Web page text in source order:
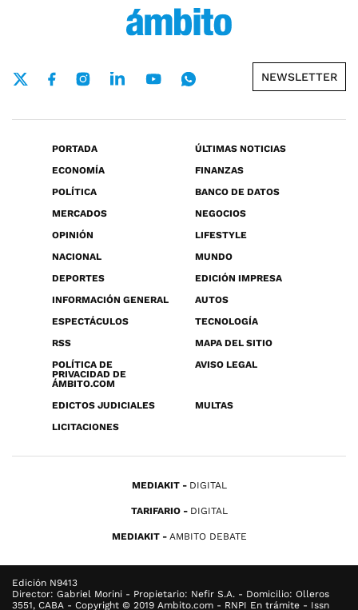
NEWSLETTER
PORTADA
ÚLTIMAS NOTICIAS
ECONOMÍA
FINANZAS
POLÍTICA
BANCO DE DATOS
MERCADOS
NEGOCIOS
OPINIÓN
LIFESTYLE
NACIONAL
MUNDO
DEPORTES
EDICIÓN IMPRESA
INFORMACIÓN GENERAL
AUTOS
ESPECTÁCULOS
TECNOLOGÍA
RSS
MAPA DEL SITIO
POLÍTICA DE
PRIVACIDAD DE
ÁMBITO.COM
AVISO LEGAL
EDICTOS JUDICIALES
MULTAS
LICITACIONES
MEDIAKIT DIGITAL
TARIFARIO DIGITAL
MEDIAKIT AMBITO DEBATE
Edición N9413
Director: Gabriel Morini - Propietario: Nefir S.A. - Domicilio: Olleros
3551, CABA - Copyright © 2019 Ambito.com - RNPI En trámite - Issn